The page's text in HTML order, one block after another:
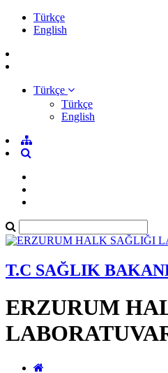
Türkçe
English
Türkçe
Türkçe
English
T.C SAĞLIK
ERZURUM